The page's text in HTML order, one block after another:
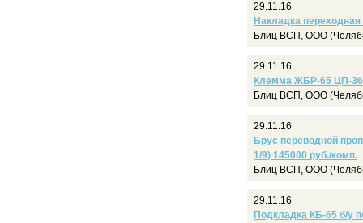
29.11.16
Накладка
Блиц ВСП, ООО
29.11.16
Клемма ЖБР-65 ЦП-
Блиц ВСП, ООО
29.11.16
Брус переводной
1/9) 145000 руб./комп.
Блиц ВСП, ООО
29.11.16
Подкладка КБ-65 б/у